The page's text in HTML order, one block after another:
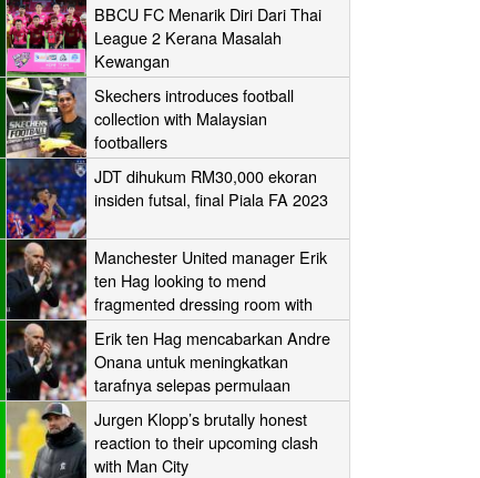
BBCU FC Menarik Diri Dari Thai
League 2 Kerana Masalah
Kewangan
Skechers introduces football
collection with Malaysian
footballers
JDT dihukum RM30,000 ekoran
insiden futsal, final Piala FA 2023
Manchester United manager Erik
ten Hag looking to mend
fragmented dressing room with
one-to-one sessions with his
players
Erik ten Hag mencabarkan Andre
Onana untuk meningkatkan
tarafnya selepas permulaan
sukarnya di Old Trafford
Jurgen Klopp’s brutally honest
reaction to their upcoming clash
with Man City